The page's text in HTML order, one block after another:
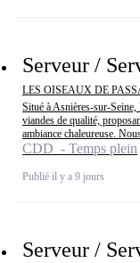
Serveur /
LES OISEAUX DE
Situé à Asnières-sur-
viandes de qualité,
ambiance chaleureuse.
CDD - Temps plein
Publié il y a 9 jours
Serveur /